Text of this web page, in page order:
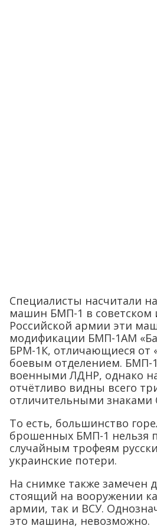
Специалисты насчитали
машин БМП-1 в советском
Российской армии эти
модификации БМП-1АМ
БРМ-1К, отличающиеся от
боевым отделением. БМП-1
военными ЛДНР, однако
отчётливо видны всего
отличительными знаками
То есть, большинство
брошенных БМП-1 нельзя
случайным трофеям
украинские потери.
На снимке также замечен
стоящий на вооружении
армии, так и ВСУ.
это машина, невозможно.